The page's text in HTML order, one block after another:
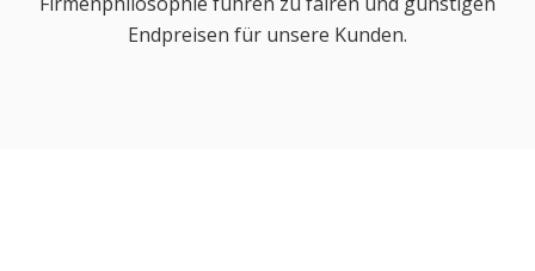
Endpreisen für unsere Kunden.